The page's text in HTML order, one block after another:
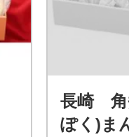
長崎 角
ぽく)ま